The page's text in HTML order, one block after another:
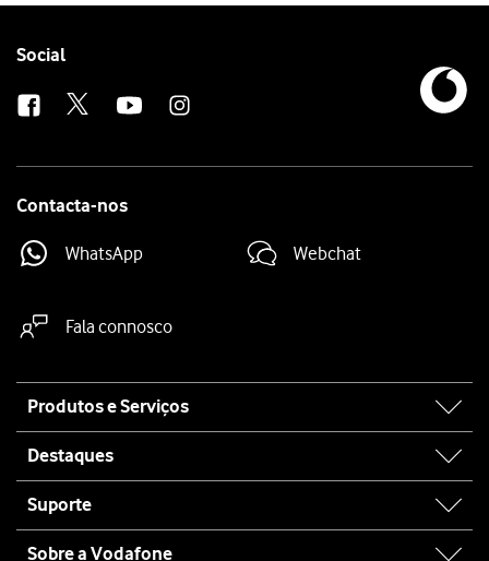
Follow
Social
Contacta-nos
WhatsApp Webchat
Fala connosco
map
Produtos e Serviços
Destaques
Suporte
Sobre a Vodafone